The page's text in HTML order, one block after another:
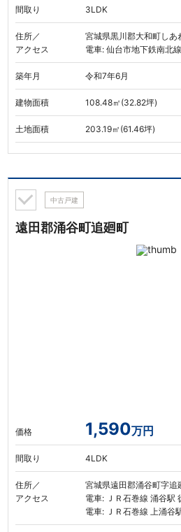
間取り 3LDK
住所／
アクセス
宮城県黒川郡大和町しあ
電車: 仙台市地下鉄南北
築年月 令和7年6月
建物面積 108.48㎡(32.82坪)
土地面積 203.19㎡(61.46坪)
中古戸建
遠田郡涌谷町追廻町
価格 1,590万円
間取り 4LDK
住所／
アクセス
宮城県遠田郡涌谷町字追
電車: ＪＲ石巻線 涌谷駅
電車: ＪＲ石巻線 上涌谷